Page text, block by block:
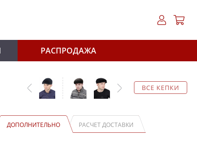
РАСПРОДАЖА
ВСЕ КЕПКИ
ДОПОЛНИТЕЛЬНО РАСЧЕТ ДОСТАВКИ